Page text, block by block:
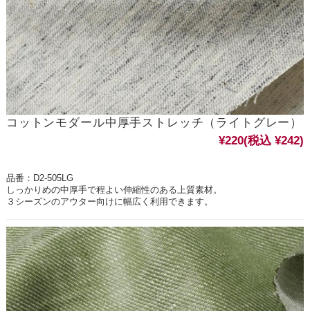
コットンモダール中厚手ストレッチ（ライトグレー）
¥220(税込 ¥242)
品番：D2-505LG
しっかりめの中厚手で程よい伸縮性のある上質素材。
３シーズンのアウター向けに幅広く利用できます。